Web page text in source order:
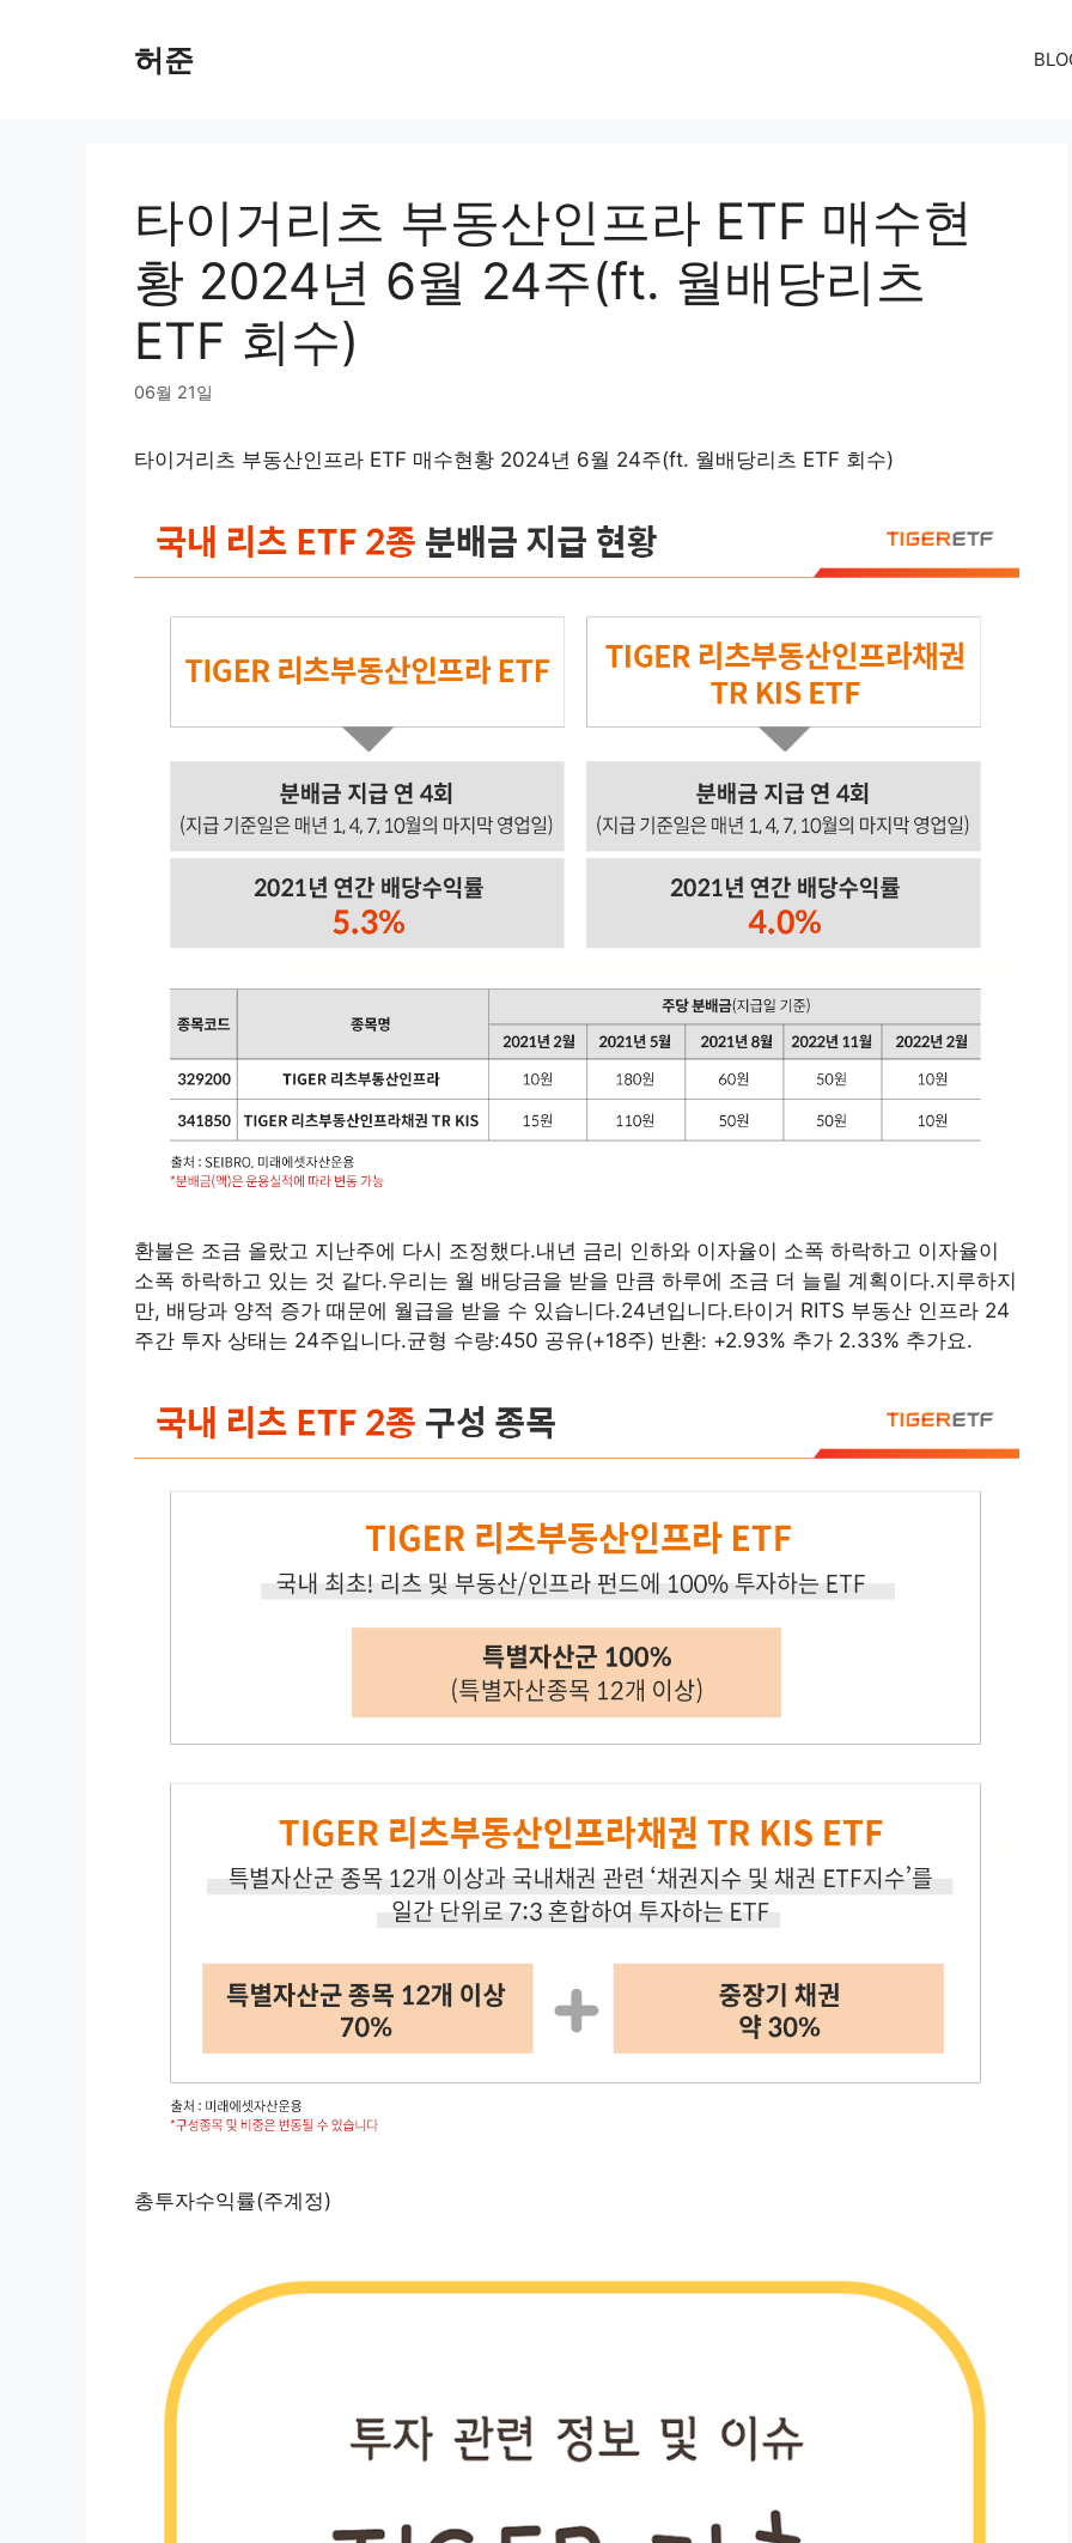
허준
타이거리츠 부동산인프라 ETF 매수현
황 2024년 6월 24주(ft. 월배당리츠
ETF 회수)
06월 21일
타이거리츠 부동산인프라 ETF 매수현황 2024년 6월 24주(ft. 월배당리츠 ETF 회수)
환불은 조금 올랐고 지난주에 다시 조정했다.내년 금리 인하와 이자율이 소폭 하락하고 이자율이
소폭 하락하고 있는 것 같다.우리는 월 배당금을 받을 만큼 하루에 조금 더 늘릴 계획이다.지루하지
만, 배당과 양적 증가 때문에 월급을 받을 수 있습니다.24년입니다.타이거 RITS 부동산 인프라 24
주간 투자 상태는 24주입니다.균형 수량:450 공유(+18주) 반환: +2.93% 추가 2.33% 추가요.
총투자수익률(주계정)